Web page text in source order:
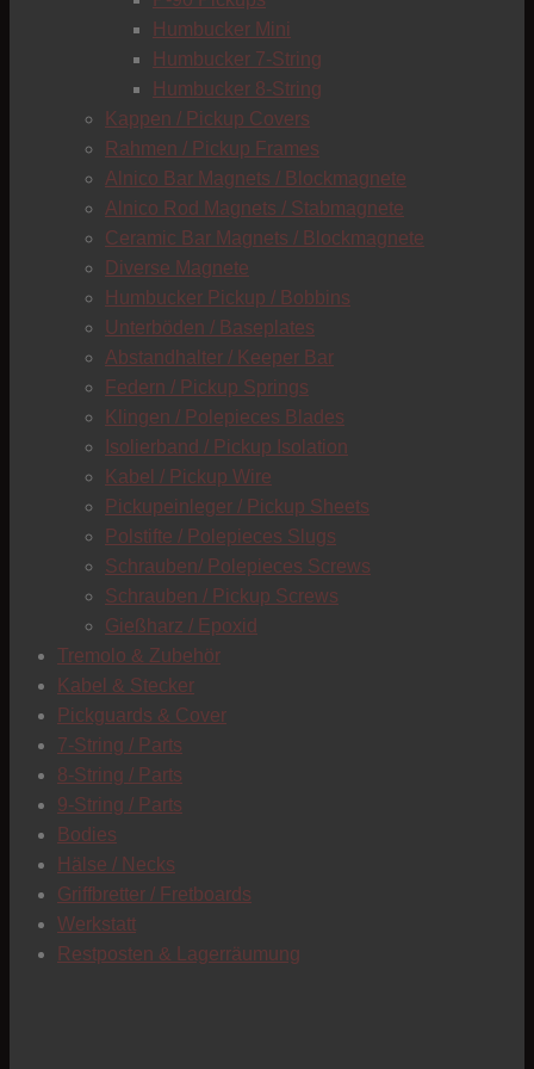
Humbucker Mini
Humbucker 7-String
Humbucker 8-String
Kappen / Pickup Covers
Rahmen / Pickup Frames
Alnico Bar Magnets / Blockmagnete
Alnico Rod Magnets / Stabmagnete
Ceramic Bar Magnets / Blockmagnete
Diverse Magnete
Humbucker Pickup / Bobbins
Unterböden / Baseplates
Abstandhalter / Keeper Bar
Federn / Pickup Springs
Klingen / Polepieces Blades
Isolierband / Pickup Isolation
Kabel / Pickup Wire
Pickupeinleger / Pickup Sheets
Polstifte / Polepieces Slugs
Schrauben/ Polepieces Screws
Schrauben / Pickup Screws
Gießharz / Epoxid
Tremolo & Zubehör
Kabel & Stecker
Pickguards & Cover
7-String / Parts
8-String / Parts
9-String / Parts
Bodies
Hälse / Necks
Griffbretter / Fretboards
Werkstatt
Restposten & Lagerräumung